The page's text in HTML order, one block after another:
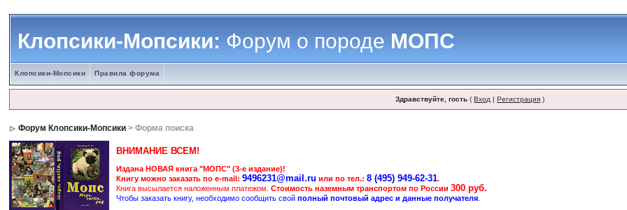
Клопсики-Мопсики:Форум о породеМОПС
Клопсики-Мопсики Правила форума
Здравствуйте, гость (Вход |Регистрация )
Форум Клопсики-Мопсики > Форма поиска
ВНИМАНИЕ ВСЕМ!
Издана НОВАЯ книга "МОПС" (3-е издание)!
Книгу можно заказать по e-mail:9496231@mail.ru или по тел.:8 (495) 949-62-31.
Книга высылается наложенным платежом.Стоимость наземным транспортом по России300 руб.
Чтобы заказать книгу, необходимо сообщить свойполный почтовый адрес и данные получателя